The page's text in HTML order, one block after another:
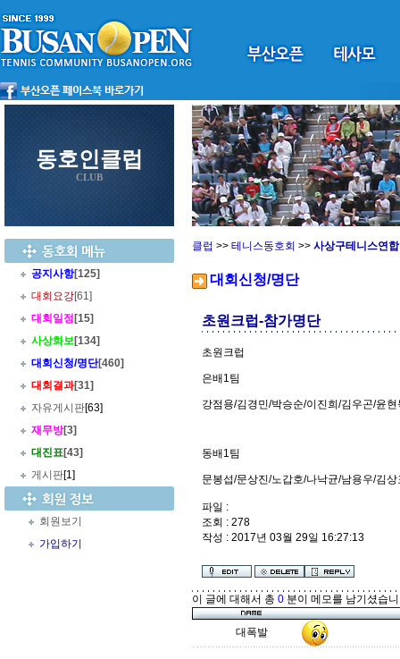
동호인클럽
CLUB
공지사항[125]
대회요강[61]
대회일정 [15]
사상화보[134]
대회신청/명단[460]
대회결과[31]
자유게시판[63]
재무방[3]
대진표[43]
게시판[1]
회원보기
가입하기
클럽 >> 테니스동호회 >> 사상구테니스연
대회신청/명단
초원크럽-참가명단
초원크럽
은배1팀
강점용/김경민/박승순/이진희/김우곤/윤
동배1팀
문봉섭/문상진/노갑호/나낙균/남용우/김
파일 :
조회 : 278
작성 : 2017년 03월 29일 16:27:13
이 글에 대해서 총 0 분이 메모를 남기셨습
대폭발